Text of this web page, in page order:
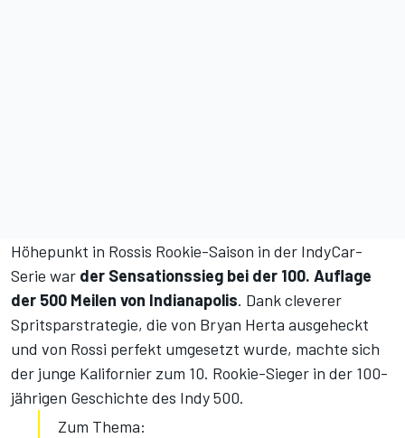
Höhepunkt in Rossis Rookie-Saison in der IndyCar-
Serie war der Sensationssieg bei der 100. Auflage
der 500 Meilen von Indianapolis. Dank cleverer
Spritsparstrategie, die von Bryan Herta ausgeheckt
und von Rossi perfekt umgesetzt wurde, machte sich
der junge Kalifornier zum 10. Rookie-Sieger in der 100-
jährigen Geschichte des Indy 500.
Zum Thema: